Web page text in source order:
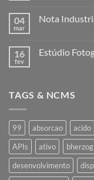
Remessa
04
mar
Nota
Nota
16
fev
Estúdio
Fotográfico
TAGS & NCMS
99 absorcao acido
APIs
ativo bherzog
desenvolvimento